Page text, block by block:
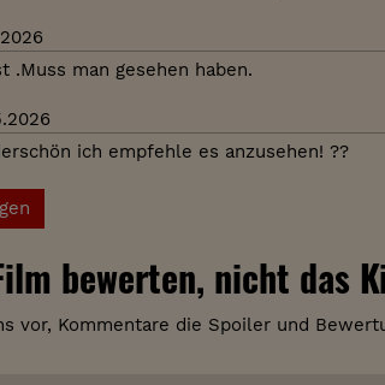
.Muss man gesehen haben.
ich empfehle es anzusehen! ??
bewerten, nicht das
vor, Kommentare die Spoiler und